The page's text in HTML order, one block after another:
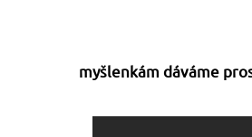
myšlenkám dáváme